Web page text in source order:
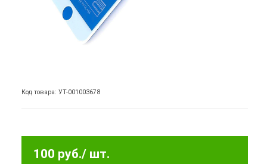
Код товара: УТ-001003678
100 руб./ шт.